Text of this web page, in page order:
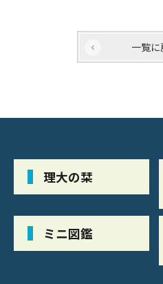
一覧に
理大の栞
ミニ図鑑